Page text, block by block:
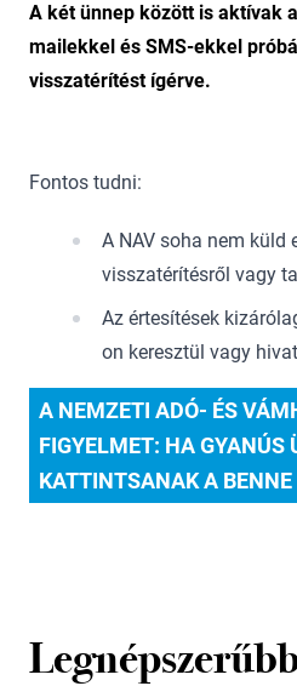
A két ünnep között is aktívak
mailekkel és SMS-ekkel
visszatérítést ígérve.
Fontos tudni:
A NAV soha nem küld
visszatérítésről vagy
Az értesítések
on keresztül vagy
A NEMZETI ADÓ- ÉS
FIGYELMET: HA GYANÚS
KATTINTSANAK A BENNE